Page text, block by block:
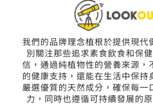
我們的品牌理念植根於提供現代
別關注那些追求素食飲食和保
信，通過純植物性的營養來源，
的健康支持，還能在生活中保持
嚴選優質的天然成分，確保每一
力，同時也遵循可持續發展的